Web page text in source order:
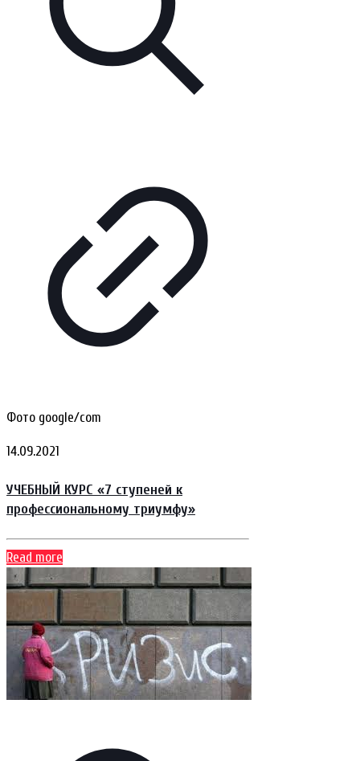
Фото google/com
14.09.2021
УЧЕБНЫЙ КУРС «7 ступеней к
профессиональному триумфу»
Read more